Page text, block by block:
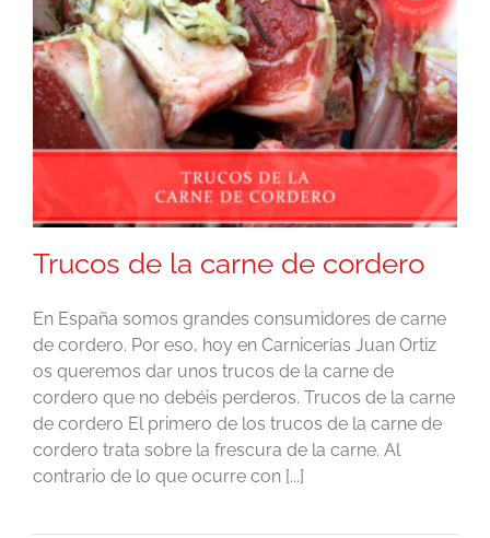
Trucos de la carne de cordero
En España somos grandes consumidores de carne
de cordero. Por eso, hoy en Carnicerías Juan Ortiz
os queremos dar unos trucos de la carne de
cordero que no debéis perderos. Trucos de la carne
de cordero El primero de los trucos de la carne de
cordero trata sobre la frescura de la carne. Al
contrario de lo que ocurre con [...]